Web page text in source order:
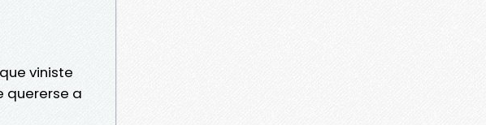
viniste
quererse a